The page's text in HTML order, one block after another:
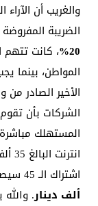
والغريب أن
الضريبة المفروضة على
20% ، كانت تتهم
المواطن، بينما
الأخير الصادر
الشركات بأن
المستهلك
انترنت البالغ 35 ألف دينار سيصبح
اشتراك الـ 45 سيصبح
ألف دينار.